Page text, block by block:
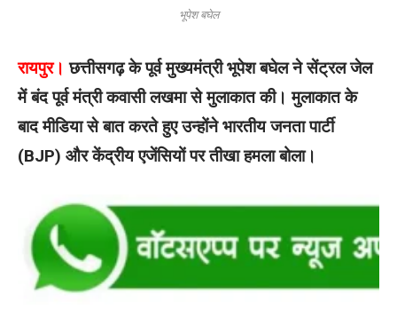
भूपेश बघेल
रायपुर। छत्तीसगढ़ के पूर्व मुख्यमंत्री भूपेश बघेल ने सेंट्रल जेल
में बंद पूर्व मंत्री कवासी लखमा से मुलाकात की। मुलाकात के
बाद मीडिया से बात करते हुए उन्होंने भारतीय जनता पार्टी
(BJP) और केंद्रीय एजेंसियों पर तीखा हमला बोला।